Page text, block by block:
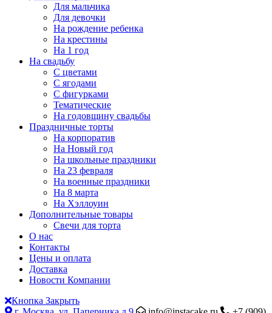
Для мальчика
Для девочки
На рождение ребенка
На крестины
На 1 год
На свадьбу
С цветами
С ягодами
С фигурками
Тематические
На годовщину свадьбы
Праздничные торты
На корпоратив
На Новый год
На школьные праздники
На 23 февраля
На военные праздники
На 8 марта
На Хэллоуин
Дополнительные товары
Свечи для торта
О нас
Контакты
Цены и оплата
Доставка
Новости Компании
Кнопка Закрыть